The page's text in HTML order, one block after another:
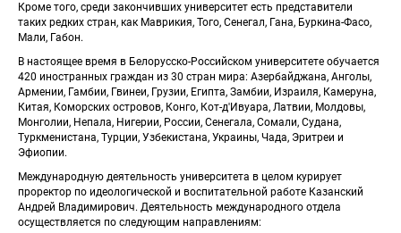
Кроме того, среди закончивших университет есть представители
таких редких стран, как Маврикия, Того, Сенегал, Гана, Буркина-Фасо,
Мали, Габон.
В настоящее время в Белорусско-Российском университете обучается
420 иностранных граждан из 30 стран мира: Азербайджана, Анголы,
Армении, Гамбии, Гвинеи, Грузии, Египта, Замбии, Израиля, Камеруна,
Китая, Коморских островов, Конго, Кот-д'Ивуара, Латвии, Молдовы,
Монголии, Непала, Нигерии, России, Сенегала, Сомали, Судана,
Туркменистана, Турции, Узбекистана, Украины, Чада, Эритреи и
Эфиопии.
Международную деятельность университета в целом курирует
проректор по идеологической и воспитательной работе Казанский
Андрей Владимирович. Деятельность международного отдела
осуществляется по следующим направлениям: